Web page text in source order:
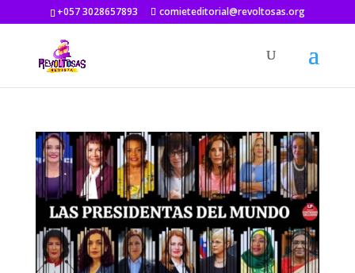
+057 3028657893 comieteditorial@revoltosas.org